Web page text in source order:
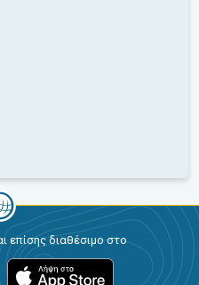
επίσης διαθέσιμο στο